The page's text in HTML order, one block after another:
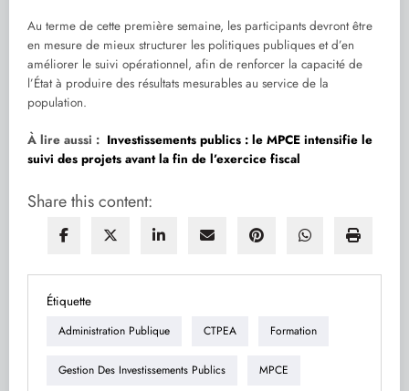
Au terme de cette première semaine, les participants devront être
en mesure de mieux structurer les politiques publiques et d’en
améliorer le suivi opérationnel, afin de renforcer la capacité de
l’État à produire des résultats mesurables au service de la
population.
À lire aussi : Investissements publics : le MPCE intensifie le
suivi des projets avant la fin de l’exercice fiscal
Share this content:
Étiquette
Administration Publique CTPEA Formation
Gestion Des Investissements Publics MPCE